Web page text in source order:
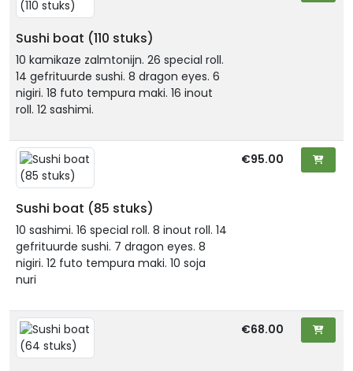
Sushi boat (110 stuks)
10 kamikaze zalmtonijn. 26 special roll.
14 gefrituurde sushi. 8 dragon eyes. 6
nigiri. 18 futo tempura maki. 16 inout
roll. 12 sashimi.
Sushi boat (85 stuks)
10 sashimi. 16 special roll. 8 inout roll. 14
gefrituurde sushi. 7 dragon eyes. 8
nigiri. 12 futo tempura maki. 10 soja
nuri
€95.00
€68.00